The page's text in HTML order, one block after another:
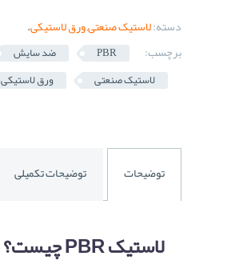
دسته:لاستیک صنعتی,ورق لاستیکی.
برچسب:
PBR
ضد سایش
لاستیک صنعتی
ورق لاستیکی
توضیحات توضیحات تکمیلی
لاستیک PBR چیست؟